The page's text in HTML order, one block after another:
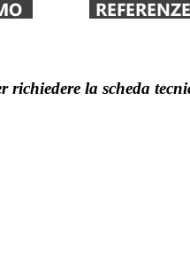
richiedere la scheda